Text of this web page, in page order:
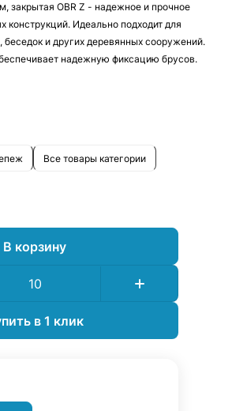
закрытая OBR Z - надежное и прочное
конструкций. Идеально подходит для
беседок и других деревянных сооружений.
надежную фиксацию брусов.
Все товары категории
В корзину
в 1 клик